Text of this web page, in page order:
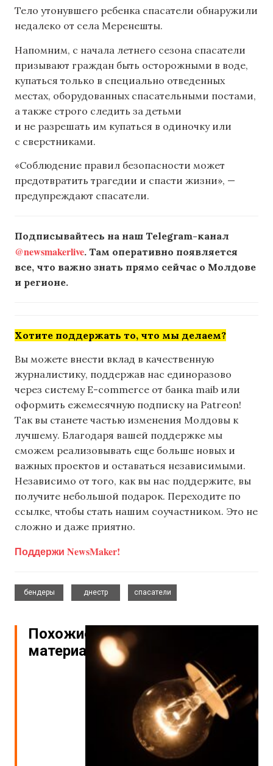
Тело утонувшего ребенка спасатели обнаружили
недалеко от села Меренешты.
Напомним, с начала летнего сезона спасатели
призывают граждан быть осторожными в воде,
купаться только в специально отведенных
местах, оборудованных спасательными постами,
а также строго следить за детьми
и не разрешать им купаться в одиночку или
с сверстниками.
«Соблюдение правил безопасности может
предотвратить трагедии и спасти жизни», —
предупреждают спасатели.
Подписывайтесь на наш Telegram-канал
@newsmakerlive. Там оперативно появляется
все, что важно знать прямо сейчас о Молдове
и регионе.
Хотите поддержать то, что мы делаем?
Вы можете внести вклад в качественную
журналистику, поддержав нас единоразово
через систему E-commerce от банка maib или
оформить ежемесячную подписку на Patreon!
Так вы станете частью изменения Молдовы к
лучшему. Благодаря вашей поддержке мы
сможем реализовывать еще больше новых и
важных проектов и оставаться независимыми.
Независимо от того, как вы нас поддержите, вы
получите небольшой подарок. Переходите по
ссылке, чтобы стать нашим соучастником. Это не
сложно и даже приятно.
Поддержи NewsMaker!
бендеры
днестр
спасатели
Похожие
материалы